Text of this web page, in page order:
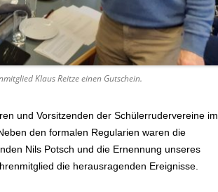
Klaus Reitze einen Gutschein.
und Vorsitzenden der Schülerrudervereine im
den formalen Regularien waren die
Nils Potsch und die Ernennung unseres
die herausragenden Ereignisse.